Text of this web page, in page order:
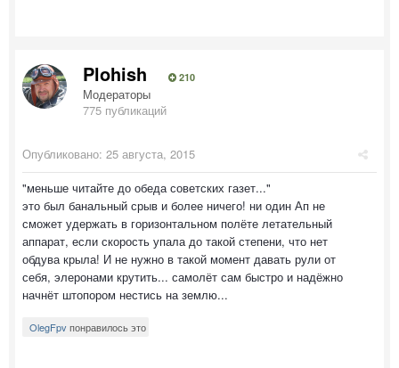
Plohish 210
Модераторы
775 публикаций
Опубликовано: 25 августа, 2015
"меньше читайте до обеда советских газет..."
это был банальный срыв и более ничего! ни один Ап не
сможет удержать в горизонтальном полёте летательный
аппарат, если скорость упала до такой степени, что нет
обдува крыла! И не нужно в такой момент давать рули от
себя, элеронами крутить... самолёт сам быстро и надёжно
начнёт штопором нестись на землю...
OlegFpvпонравилось это